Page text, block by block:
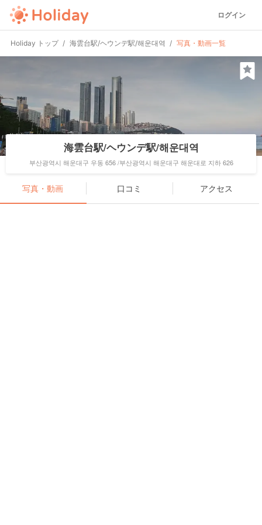
ログイン
Holiday トップ 海雲台駅/ヘウンデ駅/해운대역 写真・動画一覧
海雲台駅/ヘウンデ駅/해운대역
부산광역시 해운대구 우동 656 /부산광역시 해운대구 해운대로 지하 626
写真・動画 口コミ アクセス